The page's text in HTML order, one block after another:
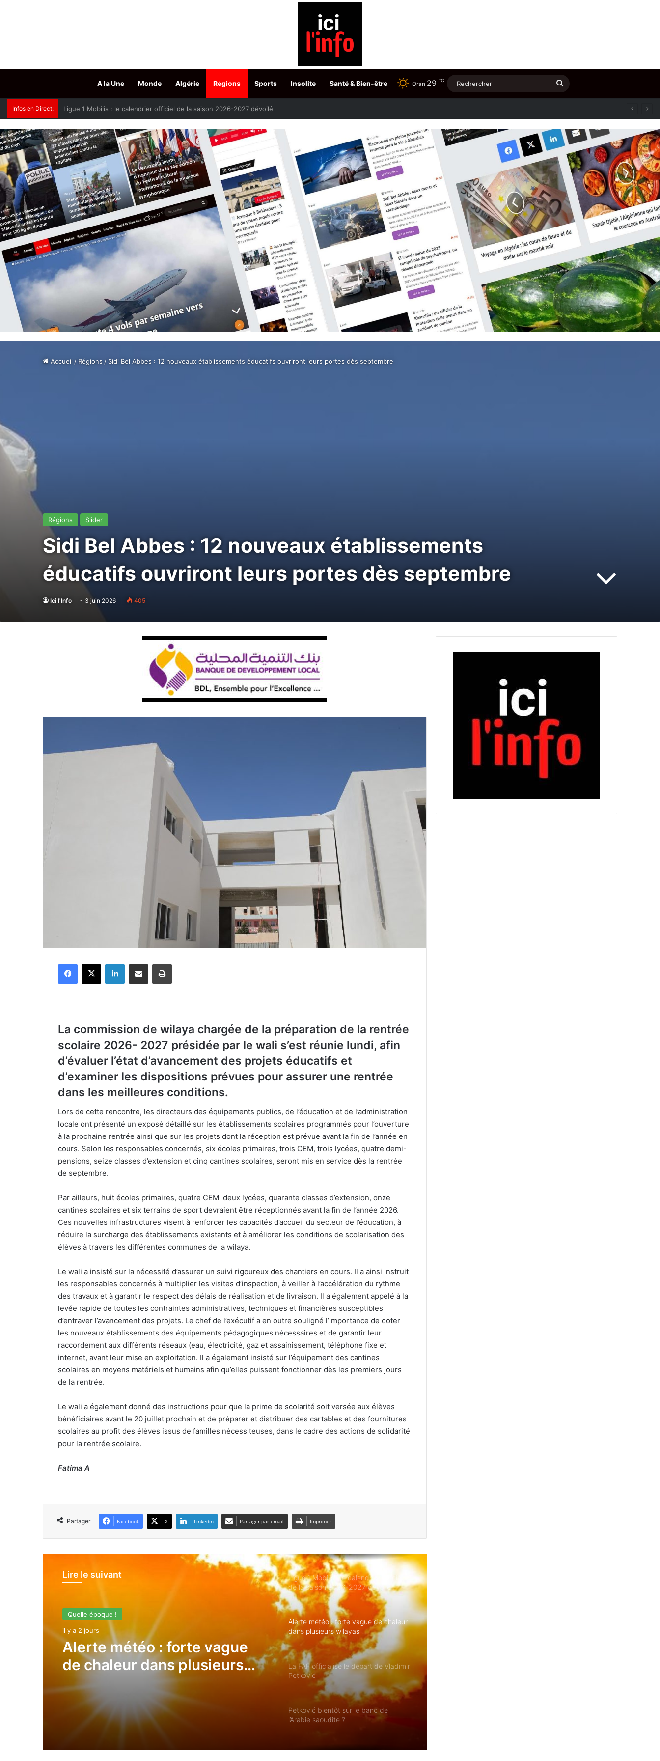
A la Une Monde Algérie Régions Sports Insolite Santé & Bien-être Oran 29 ℃ Rechercher
Infos en Direct: Oued Smar : le cinéma en plein air fait son grand retour
Accueil / Régions / Sidi Bel Abbes : 12 nouveaux établissements éducatifs ouvriront leurs portes dès septembre
Régions Slider
Sidi Bel Abbes : 12 nouveaux établissements
éducatifs ouvriront leurs portes dès septembre
Ici l'Info 3 juin 2026 405
La commission de wilaya chargée de la préparation de la rentrée
scolaire 2026- 2027 présidée par le wali s’est réunie lundi, afin
d’évaluer l’état d’avancement des projets éducatifs et
d’examiner les dispositions prévues pour assurer une rentrée
dans les meilleures conditions.
Lors de cette rencontre, les directeurs des équipements publics, de l’éducation et de l’administration
locale ont présenté un exposé détaillé sur les établissements scolaires programmés pour l’ouverture
à la prochaine rentrée ainsi que sur les projets dont la réception est prévue avant la fin de l’année en
cours. Selon les responsables concernés, six écoles primaires, trois CEM, trois lycées, quatre demi-
pensions, seize classes d’extension et cinq cantines scolaires, seront mis en service dès la rentrée
de septembre.
Par ailleurs, huit écoles primaires, quatre CEM, deux lycées, quarante classes d’extension, onze
cantines scolaires et six terrains de sport devraient être réceptionnés avant la fin de l’année 2026.
Ces nouvelles infrastructures visent à renforcer les capacités d’accueil du secteur de l’éducation, à
réduire la surcharge des établissements existants et à améliorer les conditions de scolarisation des
élèves à travers les différentes communes de la wilaya.
Le wali a insisté sur la nécessité d’assurer un suivi rigoureux des chantiers en cours. Il a ainsi instruit
les responsables concernés à multiplier les visites d’inspection, à veiller à l’accélération du rythme
des travaux et à garantir le respect des délais de réalisation et de livraison. Il a également appelé à la
levée rapide de toutes les contraintes administratives, techniques et financières susceptibles
d’entraver l’avancement des projets. Le chef de l’exécutif a en outre souligné l’importance de doter
les nouveaux établissements des équipements pédagogiques nécessaires et de garantir leur
raccordement aux différents réseaux (eau, électricité, gaz et assainissement, téléphone fixe et
internet, avant leur mise en exploitation. Il a également insisté sur l’équipement des cantines
scolaires en moyens matériels et humains afin qu’elles puissent fonctionner dès les premiers jours
de la rentrée.
Le wali a également donné des instructions pour que la prime de scolarité soit versée aux élèves
bénéficiaires avant le 20 juillet prochain et de préparer et distribuer des cartables et des fournitures
scolaires au profit des élèves issus de familles nécessiteuses, dans le cadre des actions de solidarité
pour la rentrée scolaire.
Fatima A
Partager Facebook X Linkedin Partager par email Imprimer
Lire le suivant
Quelle époque !
il y a 2 jours
Alerte météo : forte vague
de chaleur dans plusieurs
wilayas
Zineddine Belaïd s’engage
officiellement avec Al-Taawoun
Titraoui jusqu’en 2031
Ligue 1 Mobilis : le calendrier officiel
de la saison 2026-2027 dévoilé
Alerte météo : forte vague de chaleur
dans plusieurs wilayas
La FAF officialise le départ de Vladimir
Petković
Petković bientôt sur le banc de
l’Arabie saoudite ?